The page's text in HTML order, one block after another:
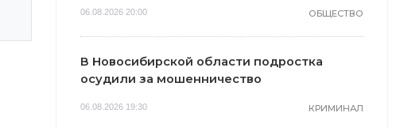
06.08.2026 20:00 ОБЩЕСТВО
В Новосибирской области подростка
осудили за мошенничество
06.08.2026 19:30 КРИМИНАЛ